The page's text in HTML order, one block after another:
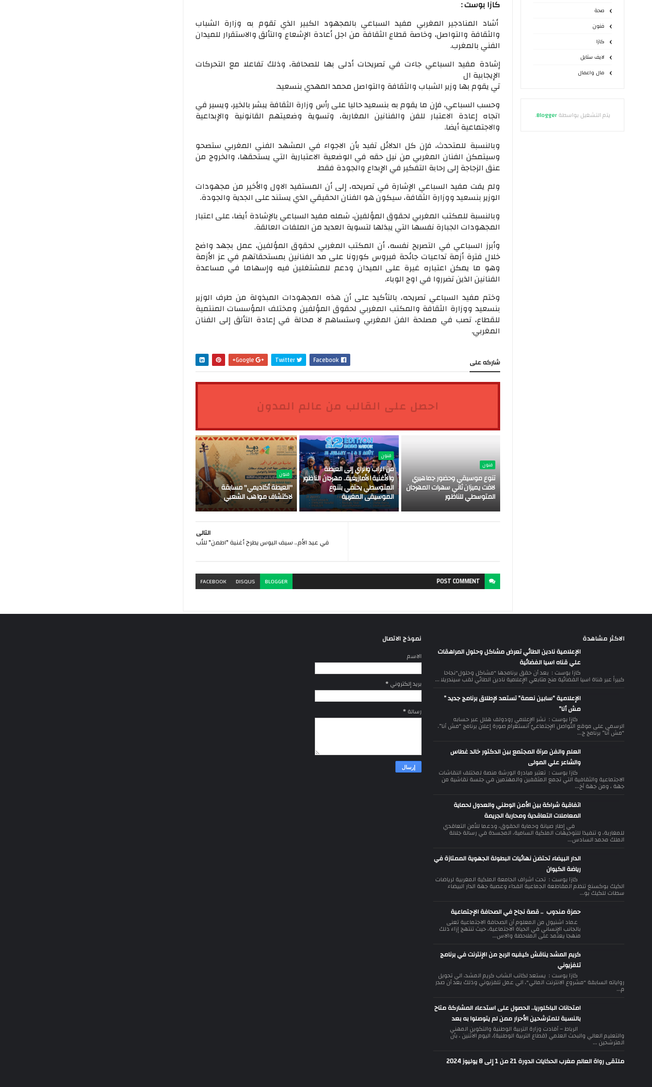
صحة
فنون
كازا
لايف ستايل
مال واعمال
يتم التشغيل بواسطةBlogger
.
كازا بوست :
أشاد المنادجير المغربي مفيد السباعي بالمجهود الكبير الذي تقوم به وزارة الشباب
والثقافة والتواصل، وخاصة قطاع الثقافة من اجل أعادة الإشعاع والتألق والاستقرار للميدان
الفني بالمغرب.
إشادة مفيد السباعي جاءت في تصريحات أدلى بها للصحافة، وذلك تفاعلا مع التحركات
الإيجابية ال
تي يقوم بها وزير الشباب والثقافة والتواصل محمد المهدي بنسعيد.
وحسب السباعي، فإن ما يقوم به بنسعيد حاليا على رأس وزارة الثقافة يبشر بالخير، ويسير في
اتجاه إعادة الاعتبار للفن والفنانين المغاربة، وتسوية وضعيتهم القانونية والإبداعية
والاجتماعية أيضا.
وبالنسبة للمتحدث، فإن كل الدلائل تفيد بأن الاجواء في المشهد الفني المغربي ستصحو
وسيتمكن الفنان المغربي من نيل حقه في الوضعية الاعتبارية التي يستحقها، والخروج من
عنق الزجاجة إلى رحابة التفكير في الإبداع والجودة فقط.
ولم يفت مفيد السباعي الإشارة في تصريحه، إلى أن المستفيد الاول والأخير من مجهودات
الوزير بنسعيد ووزارة الثقافة، سيكون هو الفنان الحقيقي الذي يستند على الجدية والجودة.
وبالنسبة للمكتب المغربي لحقوق المؤلفين، شمله مفيد السباعي بالإشادة أيضا، على اعتبار
المجهودات الجبارة نفسها التي يبذلها لتسوية العديد من الملفات العالقة.
وأبرز السباعي في التصريح نفسه، أن المكتب المغربي لحقوق المؤلفين، عمل بجهد واضح
خلال فترة أزمة تداعيات جائحة فيروس كورونا على مد الفنانين بمستحقاتهم في عز الأزمة
وهو ما يمكن اعتباره غيرة على الميدان ودعم للمشتغلين فيه وإسهاما في مساعدة
الفنانين الذين تضرروا في اوج الوباء.
وختم مفيد السباعي تصريحه، بالتأكيد على أن هذه المجهودات المبذولة من طرف الوزير
بنسعيد ووزارة الثقافة والمكتب المغربي لحقوق المؤلفين ومختلف المؤسسات المنتمية
للقطاع، تصب في مصلحة الفن المغربي وستساهم لا محالة في إعادة التألق إلى الفنان
المغربي.
شاركه على Facebook
Twitter
احصل على القالب من عالم المدون
فنون
تنوع موسيقي وحضور جماهيري
لافت يميزان ثاني سهرات المهرجان
المتوسطي للناظور
فنون
من الراب والراي إلى العيطة
والأغنية الأمازيغية.. مهرجان الناظور
المتوسطي يحتفي بتنوع
الموسيقى المغربية
فنون
"العيطة أكاديمي" مسابقة
لاكتشاف مواهب الشعبي
التالى
في عيد الأم.. سيف اليوس يطرح أغنية "اطمن" للأب
POSTCOMMENT
BLOGGER
DISQUS
FACEBOOK
الاكثر مشاهدة
الإعلامية نادين الطائي تعرض مشاكل وحلول المراهقات
علي قناه اسيا الفضائية
كازا بوست : بعد أن حقق برنامجها "مشاكل وحلول"نجاحا
كبيراً عبر قناة اسيا الفضائية منح متابعي الإعلامية نادين الطائي لقب سيندريلا ...
الإعلامية “سابين نعمة” تستعد لإطلاق برنامج جديد ”
مش أنا”
كازا بوست : نشر الإعلامي رودولف هلال عبر حسابه
الرسمي على موقع التّواصل الإجتماعيّ أنستغرام صورة إعلان برنامج “مش أنا”.
“مش أنا” برنامج ج...
العلم والفن مرآة المجتمع بين الدكتور خالد غطاس
والشاعر علي المولى
كازا بوست : تعتبر مبادرة الورشة منصة لمختلف النقاشات
الاجتماعية والثقافية التي تجمع المثقفين والمهتمين في جلسة نقاشية من
جهة ، ومن جهة أخ...
اتفاقية شراكة بين الأمن الوطني والعدول لحماية
المعاملات التعاقدية ومحاربة الجريمة
في إطار صيانة وحماية الحقوق، ودعما للأمن التعاقدي
للمغاربة، و تنفيذا للتوجيهات الملكية السامية، المجسدة في رسالة جلالة
الملك محمد السادس...
الدار البيضاء تحتضن نهائيات البطولة الجهوية الممتازة في
رياضة الكيوان
كازا بوست : تحت اشراف الجامعة الملكية المغربية لرياضات
الكيك بوكسنغ تنظم المقاطعة الجماعية الفداء وعصبة جهة الدار البيضاء
سطات للكيك بو...
حمزة مندوب .. قصة نجاح في الصحافة الإجتماعية
عماد اشنيول من المعلوم أن الصحافة الاجتماعية تعنى
بالجانب الإنساني في الحياة الاجتماعية، حيث تنتهج إزاء ذلك
منهجا يعتمد على الملاحظة والاس...
كريم المشد يناقش كيفيه الربح من الإنترنت في برنامج
تلفزيوني
كازا بوست : يستعد لكاتب الشاب كريم المشد، الي تحويل
رواياته السابقة "مشروع الانترنت المالي"، الي عمل تلفزيوني وذلك بعد أن صدر
م...
امتحانات الباكلوريا.. الحصول على استدعاء المشاركة متاح
بالنسبة للمترشحين الأحرار ممن لم يتوصلوا به بعد
الرباط – أفادت وزارة التربية الوطنية والتكوين المهني
والتعليم العالي والبحث العلمي (قطاع التربية الوطنية)، اليوم الاثنين ، بأن
المترشحين ...
ملتقى رواة العالم مغرب الحكايات الدورة 21 من 1 إلى 8 يوليوز 2024
نموذج الاتصال
الاسم
بريد إلكتروني*
رسالة*